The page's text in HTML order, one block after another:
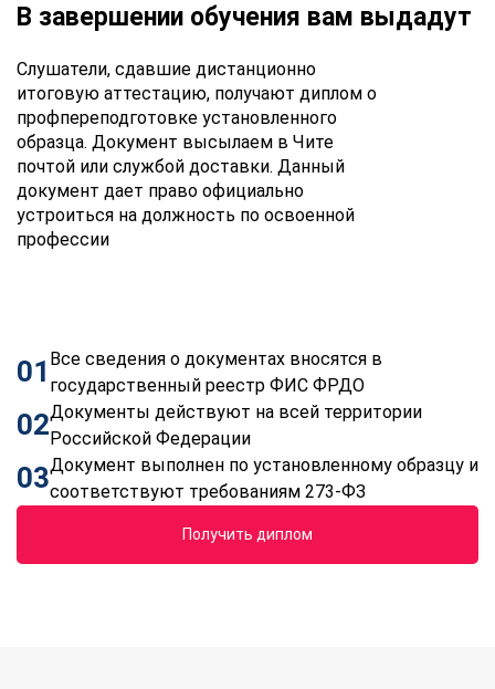
В завершении обучения вам выдадут
Слушатели, сдавшие дистанционно
итоговую аттестацию, получают диплом о
профпереподготовке установленного
образца. Документ высылаем в Чите
почтой или службой доставки. Данный
документ дает право официально
устроиться на должность по освоенной
профессии
01 Все сведения о документах вносятся в
государственный реестр ФИС ФРДО
02Документы действуют на всей территории
Российской Федерации
03Документ выполнен по установленному образцу и
соответствуют требованиям 273-ФЗ
Получить диплом